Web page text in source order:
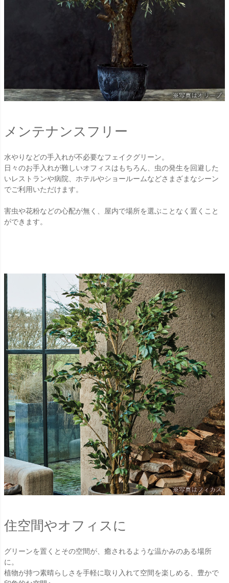
メンテナンスフリー
水やりなどの手入れが不必要なフェイクグリーン。
日々のお手入れが難しいオフィスはもちろん、虫の発生を回避した
いレストランや病院、ホテルやショールームなどさまざまなシーン
でご利用いただけます。
害虫や花粉などの心配が無く、屋内で場所を選ぶことなく置くこと
ができます。
住空間やオフィスに
グリーンを置くとその空間が、癒されるような温かみのある場所
に。
植物が持つ素晴らしさを手軽に取り入れて空間を楽しめる、豊かで